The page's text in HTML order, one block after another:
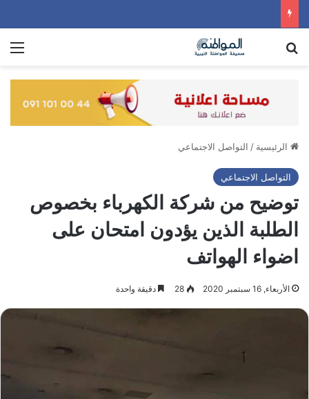
الرئيسية / التواصل الاجتماعي
التواصل الاجتماعي
توضيح من شركة الكهرباء بخصوص
الطلبة الذين يؤدون امتحان على
اضواء الهواتف
الأربعاء, 16 سبتمبر 2020 28 دقيقة واحدة